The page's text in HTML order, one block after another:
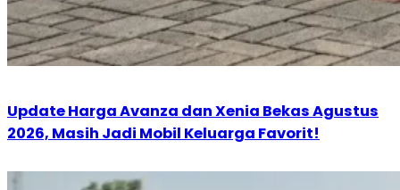
Update Harga Avanza dan Xenia Bekas Agustus
2026, Masih Jadi Mobil Keluarga Favorit!